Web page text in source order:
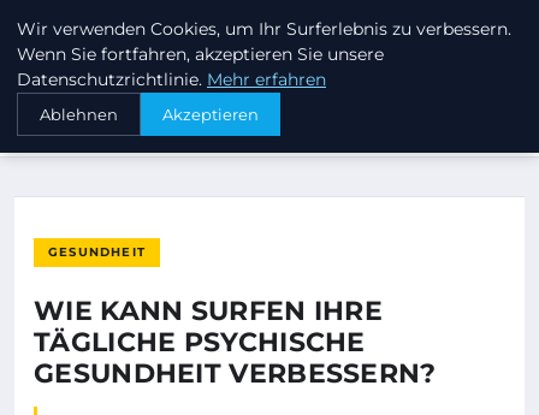
KEEP SURFING
STARTSEITE
GESUNDHEIT
WIE KANN SURFEN IHRE TÄGLICHE PSYCHISCHE GESUNDHEIT…
GESUNDHEIT
WIE KANN SURFEN IHRE
TÄGLICHE PSYCHISCHE
GESUNDHEIT VERBESSERN?
Wir verwenden Cookies, um Ihr Surferlebnis zu verbessern.
Wenn Sie fortfahren, akzeptieren Sie unsere
Datenschutzrichtlinie. Mehr erfahren
Ablehnen Akzeptieren